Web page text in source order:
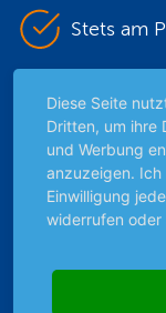
Stets am
Schutz
Sicher mit
Diese Seite
Dritten, um ihre
und Werbung
anzuzeigen.
Einwilligung
widerrufen oder